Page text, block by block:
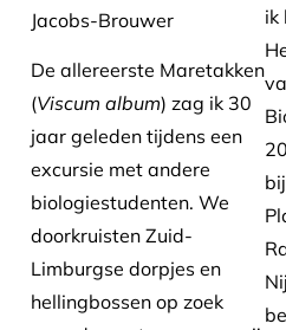
Jacobs-Brouwer
De allereerste Maretakken
(Viscum album) zag ik 30
jaar geleden tijdens een
excursie met andere
biologiestudenten. We
doorkruisten Zuid-
Limburgse dorpjes en
hellingbossen op zoek
ik